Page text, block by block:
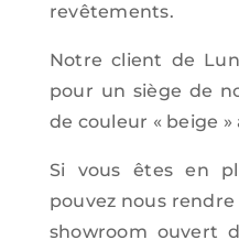
revêtements.
Notre client de
pour un siège de
de couleur « beige »
Si vous êtes en
pouvez nous
showroom ouvert